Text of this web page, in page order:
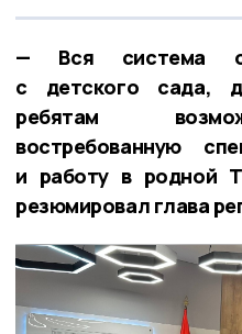
— Вся система
с детского сада,
ребятам
востребованную
и работу в родной
резюмировал глава